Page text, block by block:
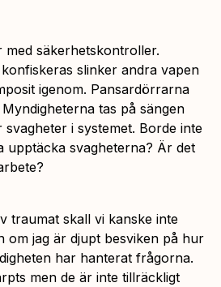
med säkerhetskontroller.
slinker andra vapen
igenom. Pansardörrarna
tas på sängen
i systemet. Borde inte
upptäcka svagheterna? Är det
traumat skall vi kanske inte
om jag är djupt besviken på hur
har hanterat frågorna.
men de är inte tillräckligt